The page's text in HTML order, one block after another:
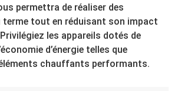
permettra de réaliser des
terme tout en réduisant son impact
les appareils dotés de
d’énergie telles que
chauffants performants.